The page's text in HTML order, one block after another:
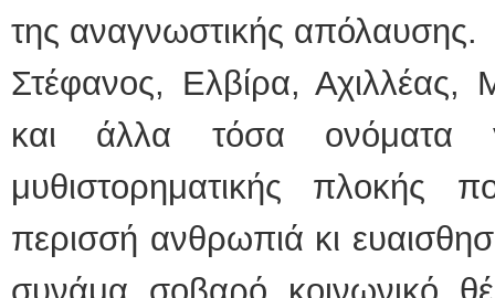
της αναγνωστικής απόλαυσης.
Στέφανος, Ελβίρα, Αχιλλέας,
και άλλα τόσα ονόματα
μυθιστορηματικής πλοκής
περισσή ανθρωπιά κι